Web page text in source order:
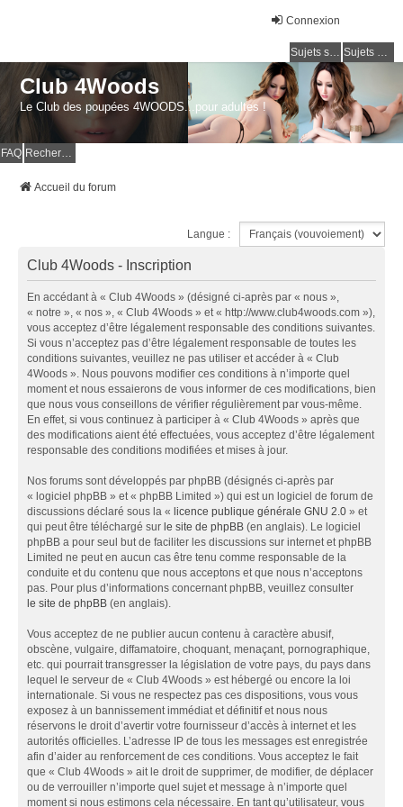
Connexion
Sujets sans réponse Sujets actifs
Club 4Woods
Le Club des poupées 4WOODS...pour adultes !
FAQ
Accueil du forum
Langue :
Club 4Woods - Inscription
En accédant à « Club 4Woods » (désigné ci-après par « nous »,
« notre », « nos », « Club 4Woods » et « http://www.club4woods.com »),
vous acceptez d’être légalement responsable des conditions suivantes.
Si vous n’acceptez pas d’être légalement responsable de toutes les
conditions suivantes, veuillez ne pas utiliser et accéder à « Club
4Woods ». Nous pouvons modifier ces conditions à n’importe quel
moment et nous essaierons de vous informer de ces modifications, bien
que nous vous conseillons de vérifier régulièrement par vous-même.
En effet, si vous continuez à participer à « Club 4Woods » après que
des modifications aient été effectuées, vous acceptez d’être légalement
responsable des conditions modifiées et mises à jour.
Nos forums sont développés par phpBB (désignés ci-après par
« logiciel phpBB » et « phpBB Limited ») qui est un logiciel de forum de
discussions déclaré sous la « licence publique générale GNU 2.0 » et
qui peut être téléchargé sur le site de phpBB (en anglais). Le logiciel
phpBB a pour seul but de faciliter les discussions sur internet et phpBB
Limited ne peut en aucun cas être tenu comme responsable de la
conduite et du contenu que nous acceptons et que nous n’acceptons
pas. Pour plus d’informations concernant phpBB, veuillez consulter
le site de phpBB (en anglais).
Vous acceptez de ne publier aucun contenu à caractère abusif,
obscène, vulgaire, diffamatoire, choquant, menaçant, pornographique,
etc. qui pourrait transgresser la législation de votre pays, du pays dans
lequel le serveur de « Club 4Woods » est hébergé ou encore la loi
internationale. Si vous ne respectez pas ces dispositions, vous vous
exposez à un bannissement immédiat et définitif et nous nous
réservons le droit d’avertir votre fournisseur d’accès à internet et les
autorités officielles. L’adresse IP de tous les messages est enregistrée
afin d’aider au renforcement de ces conditions. Vous acceptez le fait
que « Club 4Woods » ait le droit de supprimer, de modifier, de déplacer
ou de verrouiller n’importe quel sujet et message à n’importe quel
moment si nous estimons cela nécessaire. En tant qu’utilisateur, vous